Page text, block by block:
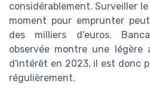
considérablement. Surveiller
moment pour emprunter
des milliers d'euros.
observée montre une légère
d'intérêt en 2023, il est donc
régulièrement.